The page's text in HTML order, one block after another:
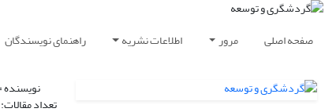
صفحه اصلی مرور اطلاعات نشریه راهنمای نویسندگان
تعداد مقالات: